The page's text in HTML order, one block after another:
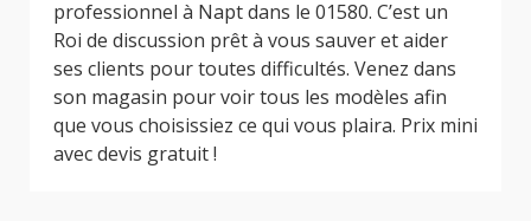
professionnel à Napt dans le 01580. C’est un
Roi de discussion prêt à vous sauver et aider
ses clients pour toutes difficultés. Venez dans
son magasin pour voir tous les modèles afin
que vous choisissiez ce qui vous plaira. Prix mini
avec devis gratuit !